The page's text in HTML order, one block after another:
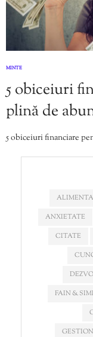
MINTE
5 obiceiuri
plină de
5 obiceiuri financiare
ANXIETATE
CITATE
FAIN &